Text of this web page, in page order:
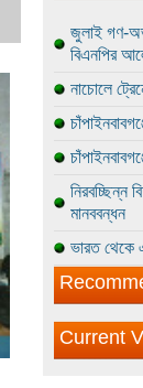
জুলাই গণ-
বিএনপির
নাচোলে
নিরবচ্ছিন্ন
মানববন্ধন
ভারত থেকে
Current